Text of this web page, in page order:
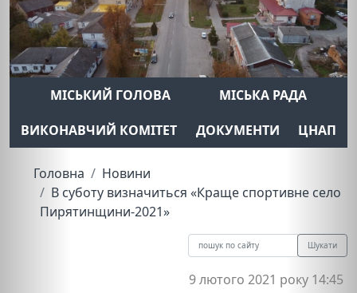
МІСЬКИЙ ГОЛОВА
МІСЬКА РАДА
ВИКОНАВЧИЙ КОМІТЕТ
ДОКУМЕНТИ ЦНАП
Головна
Новини
В суботу визначиться «Краще спортивне село
Пирятинщини-2021»
Шукати
9 лютого 2021 року 14:45